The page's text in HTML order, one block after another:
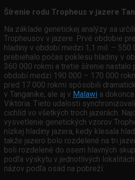
Šírenie rodu Tropheus v jazere
Na základe genetickej analýzy sa
Tropheusov v jazere. Prvé obdobie
hladiny v období medzi 1,1 mil. – 550
prebiehalo počas poklesu hladiny v
360 000 rokmi a tretie šírenie nastalo
období medzi 190 000 – 170 000
pred 17 000 rokmi spôsobili
v Tanganike, ale aj v Malawi a
Viktória. Tieto udalosti
cichlíd vo všetkých troch jazerách.
vysvetlenie genetických vzorov
nízkej hladiny jazera, kedy klesala
takže jazero bolo rozdelené na tri
boli rozdelené do osem hlavných
podľa výskytu v jednotlivých
názov podľa osád na pobreží: